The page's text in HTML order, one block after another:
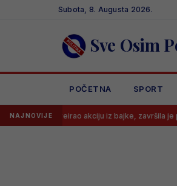
Subota, 8. Augusta 2026.
Sve Osim
POČETNA SPORT
NAJNOVIJEkreirao akciju iz bajke, završila je